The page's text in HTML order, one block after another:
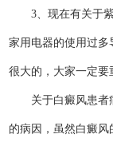
3、现在有关于紫
家用电器的使用过多
很大的，大家一定要
关于白癜风患者病
的病因，虽然白癜